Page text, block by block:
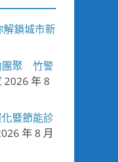
鎖城市新
團聚 竹警
2026 年 8
暨節能診
年 8 月